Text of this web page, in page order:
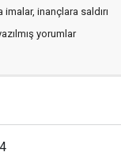
inançlara saldırı
yorumlar